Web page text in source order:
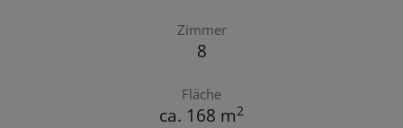
Zimmer
8
Fläche
ca. 168 m2